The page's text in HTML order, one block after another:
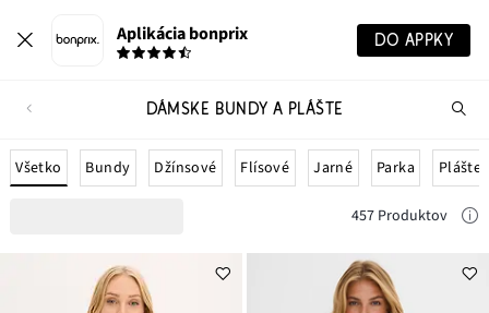
Aplikácia bonprix DO APPKY
DÁMSKE BUNDY A PLÁŠTE
Všetko Bundy Džínsové Flísové Jarné Parka Plášte
457 Produktov